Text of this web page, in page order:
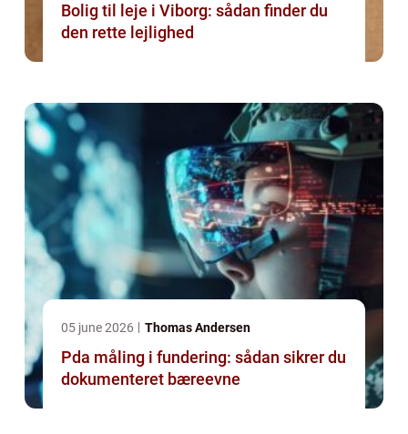
Bolig til leje i Viborg: sådan finder du
den rette lejlighed
05 june 2026 Thomas Andersen
Pda måling i fundering: sådan sikrer du
dokumenteret bæreevne